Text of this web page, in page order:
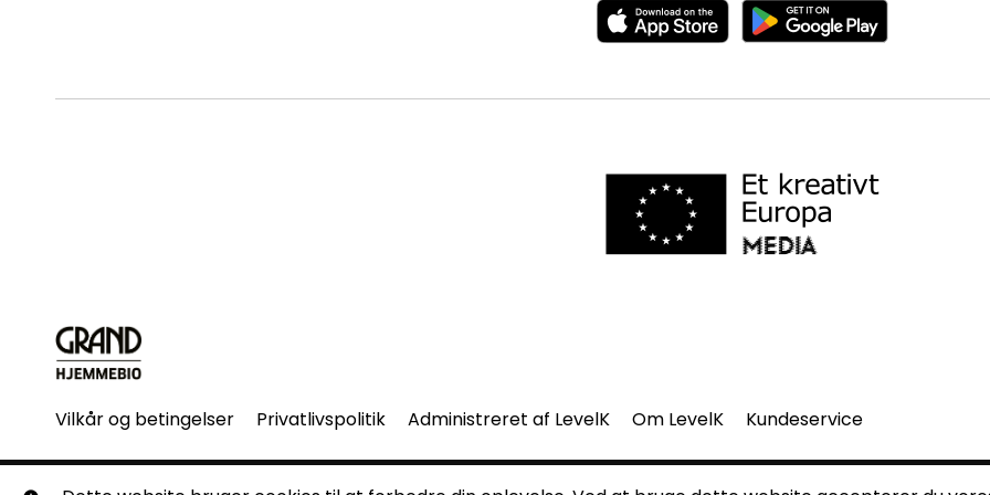
Vilkår og betingelser Privatlivspolitik Administreret af LevelK Om LevelK Kundeservice